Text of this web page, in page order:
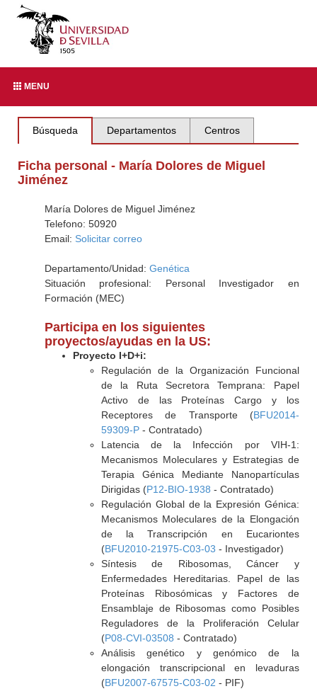
MENU
Búsqueda Departamentos Centros
Ficha personal - María Dolores de Miguel
Jiménez
María Dolores de Miguel Jiménez
Telefono: 50920
Email: Solicitar correo
Departamento/Unidad: Genética
Situación profesional: Personal Investigador en
Formación (MEC)
Participa en los siguientes
proyectos/ayudas en la US:
Proyecto I+D+i:
Regulación de la Organización Funcional
de la Ruta Secretora Temprana: Papel
Activo de las Proteínas Cargo y los
Receptores de Transporte (BFU2014-
59309-P- Contratado)
Latencia de la Infección por VIH-1:
Mecanismos Moleculares y Estrategias de
Terapia Génica Mediante Nanopartículas
Dirigidas (P12-BIO-1938 - Contratado)
Regulación Global de la Expresión Génica:
Mecanismos Moleculares de la Elongación
de la Transcripción en Eucariontes
(BFU2010-21975-C03-03 - Investigador)
Síntesis de Ribosomas, Cáncer y
Enfermedades Hereditarias. Papel de las
Proteínas Ribosómicas y Factores de
Ensamblaje de Ribosomas como Posibles
Reguladores de la Proliferación Celular
(P08-CVI-03508 - Contratado)
Análisis genético y genómico de la
elongación transcripcional en levaduras
(BFU2007-67575-C03-02 - PIF)